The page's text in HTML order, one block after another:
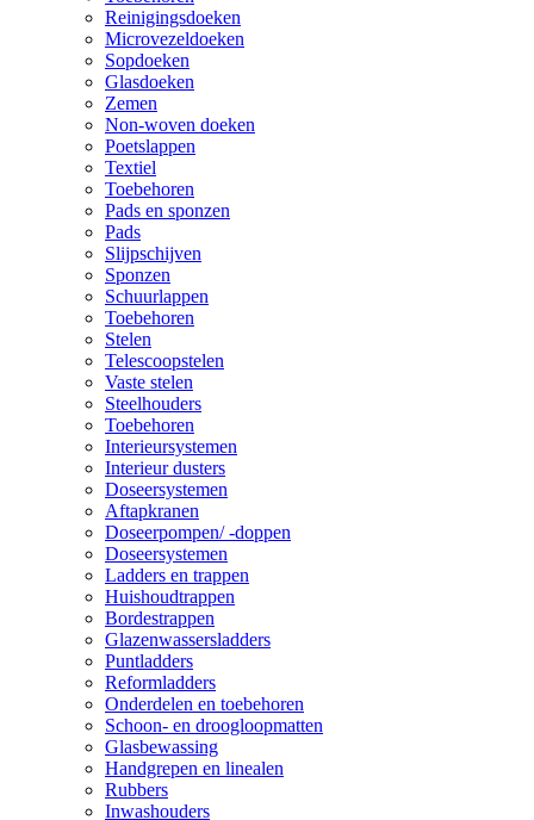
Reinigingsdoeken
Microvezeldoeken
Sopdoeken
Glasdoeken
Zemen
Non-woven doeken
Poetslappen
Textiel
Toebehoren
Pads en sponzen
Pads
Slijpschijven
Sponzen
Schuurlappen
Toebehoren
Stelen
Telescoopstelen
Vaste stelen
Steelhouders
Toebehoren
Interieursystemen
Interieur dusters
Doseersystemen
Aftapkranen
Doseerpompen/ -doppen
Doseersystemen
Ladders en trappen
Huishoudtrappen
Bordestrappen
Glazenwassersladders
Puntladders
Reformladders
Onderdelen en toebehoren
Schoon- en droogloopmatten
Glasbewassing
Handgrepen en linealen
Rubbers
Inwashouders